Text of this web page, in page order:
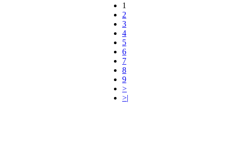
1
2
3
4
5
6
7
8
9
>
>|